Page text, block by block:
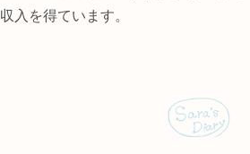
収入を得ています。